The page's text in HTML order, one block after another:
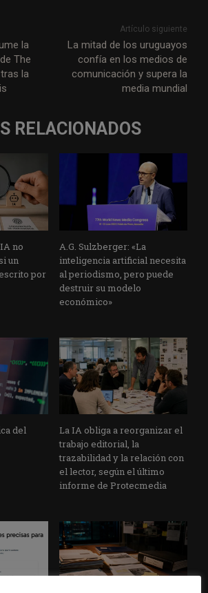
la
The
la
Artículo siguiente
La mitad de los uruguayos
confía en los medios de
comunicación y supera la
media mundial
RELACIONADOS
no
un
por
A.G. Sulzberger: «La
inteligencia artificial necesita
al periodismo, pero puede
destruir su modelo
económico»
del
La IA obliga a reorganizar el
trabajo editorial, la
trazabilidad y la relación con
el lector, según el último
informe de Protecmedia